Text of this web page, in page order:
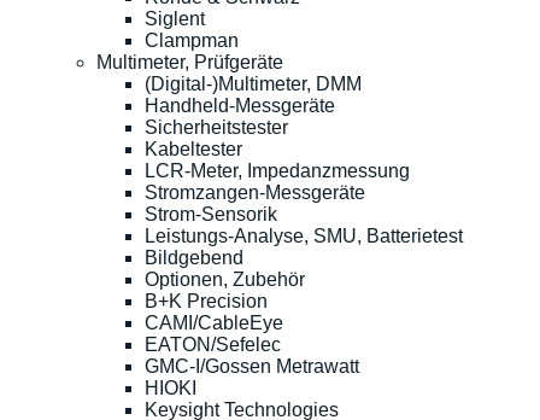
Siglent
Clampman
Multimeter, Prüfgeräte
(Digital-)Multimeter, DMM
Handheld-Messgeräte
Sicherheitstester
Kabeltester
LCR-Meter, Impedanzmessung
Stromzangen-Messgeräte
Strom-Sensorik
Leistungs-Analyse, SMU, Batterietest
Bildgebend
Optionen, Zubehör
B+K Precision
CAMI/CableEye
EATON/Sefelec
GMC-I/Gossen Metrawatt
HIOKI
Keysight Technologies